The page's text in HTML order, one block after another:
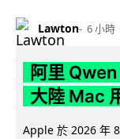
Lawton 6 小時
阿里
大陸 Mac
Apple 於 2026 年